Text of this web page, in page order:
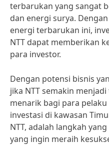
terbarukan yang sangat
dan energi surya.
energi terbarukan ini,
NTT dapat memberikan
para investor.
Dengan potensi bisnis
jika NTT semakin
menarik bagi para
investasi di kawasan
NTT, adalah langkah
yang ingin meraih